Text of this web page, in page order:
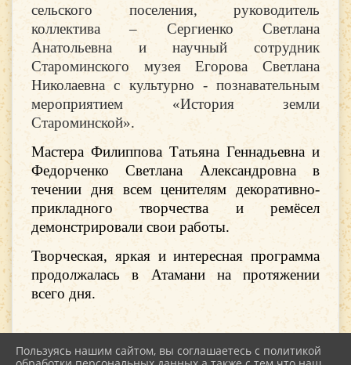
сельского поселения, руководитель
коллектива – Сергиенко Светлана
Анатольевна и научный сотрудник
Староминского музея Егорова Светлана
Николаевна с культурно - познавательным
мероприятием «История земли
Староминской».
Мастера Филиппова Татьяна Геннадьевна и
Федорченко Светлана Александровна в
течении дня всем ценителям декоративно-
прикладного творчества и ремёсел
демонстрировали свои работы.
Творческая, яркая и интересная программа
продолжалась в Атамани на протяжении
всего дня.
Пользуясь нашим сайтом, вы соглашаетесь с политикой